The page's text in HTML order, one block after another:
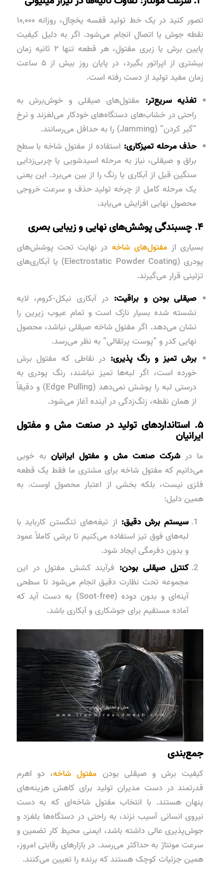
تصور کنید در یک خط تولید قفسه یخچال، روزانه ۱۰,۰۰۰
نقطه جوش یا اتصال انجام می‌شود. اگر به دلیل کیفیت
پایین برش یا زبری مفتول، هر قطعه تنها ۲ ثانیه زمان
بیشتری از اپراتور بگیرد، در پایان روز بیش از ۵ ساعت
زمان مفید تولید از دست رفته است.
تغذیه سریع‌تر: مفتول‌های صیقلی و خوش‌برش به
راحتی در خشاب‌های دستگاه‌های خودکار می‌لغزند و نرخ
“گیر کردن” (Jamming) را به حداقل می‌رسانند.
حذف مرحله تمیزکاری: استفاده از مفتول شاخه با سطح
براق و صیقلی، نیاز به مرحله اسیدشویی یا چربی‌زدایی
سنگین قبل از آبکاری یا رنگ را از بین می‌برد. این یعنی
یک مرحله کامل از چرخه تولید حذف و سرعت خروجی
محصول نهایی افزایش می‌یابد.
۴. چسبندگی پوشش‌های نهایی و زیبایی بصری
بسیاری از مفتول‌های شاخه در نهایت تحت پوشش‌های
پودری (Electrostatic Powder Coating) یا آبکاری‌های
تزئینی قرار می‌گیرند.
صیقلی بودن و براقیت: در آبکاری نیکل-کروم، لایه
نشسته شده بسیار نازک است و تمام عیوب زیرین را
نشان می‌دهد. اگر مفتول شاخه صیقلی نباشد، محصول
نهایی کدر و “پوست پرتقالی” به نظر می‌رسد.
برش تمیز و رنگ‌ پذیری: در نقاطی که مفتول برش
خورده است، اگر لبه‌ها تمیز نباشند، رنگ پودری به
درستی لبه را پوشش نمی‌دهد (Edge Pulling) و دقیقاً
از همان نقطه، زنگ‌زدگی در آینده آغاز می‌شود.
۵. استانداردهای تولید در صنعت مش و مفتول
ایرانیان
ما در شرکت صنعت مش و مفتول ایرانیانبه خوبی
می‌دانیم که مفتول شاخه برای مشتری ما فقط یک قطعه
فلزی نیست، بلکه بخشی از اعتبار محصول اوست. به
همین دلیل:
سیستم برش دقیق: از تیغه‌های تنگستن کارباید با
لبه‌های فوق تیز استفاده می‌کنیم تا برشی کاملاً عمود
و بدون دفرمگی ایجاد شود.
کنترل صیقلی بودن: فرآیند کشش مفتول در این
مجموعه تحت نظارت دقیق انجام می‌شود تا سطحی
آینه‌ای و بدون دوده (Soot-free) به دست آید که
آماده مستقیم برای جوشکاری و آبکاری باشد.
جمع‌بندی
کیفیت برش و صیقلی بودن مفتول شاخه، دو اهرم
قدرتمند در دست مدیران تولید برای کاهش هزینه‌های
پنهان هستند. با انتخاب مفتول شاخه‌ای که به دست
نیروی انسانی آسیب نزند، به راحتی در دستگاه‌ها بلغزد و
جوش‌پذیری عالی داشته باشد، ایمنی محیط کار تضمین و
سرعت مونتاژ به حداکثر می‌رسد. در بازارهای رقابتی امروز،
همین جزئیات کوچک هستند که برنده را تعیین می‌کنند.